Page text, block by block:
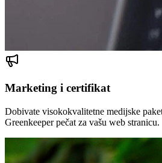
Marketing i certifikat
Dobivate visokokvalitetne medijske
Greenkeeper pečat za vašu web stranicu.